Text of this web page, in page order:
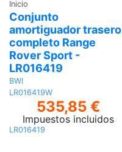
Inicio
Conjunto
amortiguador trasero
completo Range
Rover Sport -
LR016419
BWI
LR016419W
535,85 €
Impuestos incluidos
LR016419